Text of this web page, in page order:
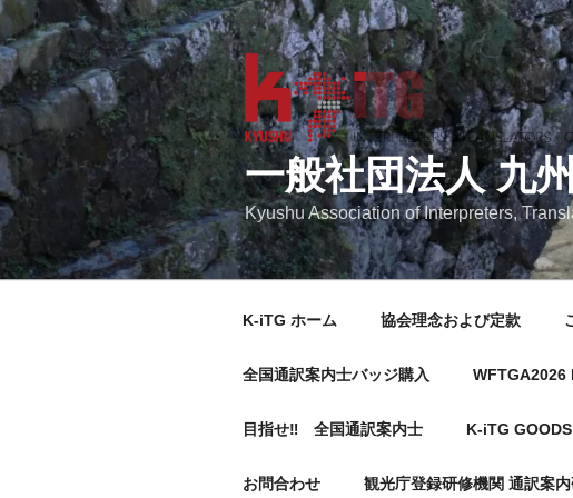
コ
ン
テ
ン
ツ
へ
ス
キ
ッ
プ
一般社団法人 九
Kyushu Association of Interpreters,
K-iTG ホーム 協会理念および定款
全国通訳案内士バッジ購入 WFTGA2026
目指せ‼ 全国通訳案内士 K-iTG GOODS
お問合わせ 観光庁登録研修機関 通訳案